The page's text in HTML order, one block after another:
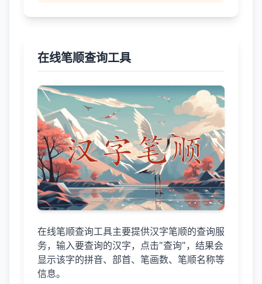
在线笔顺查询工具
在线笔顺查询工具主要提供汉字笔顺的查询服
务，输入要查询的汉字，点击"查询"，结果会
显示该字的拼音、部首、笔画数、笔顺名称等
信息。